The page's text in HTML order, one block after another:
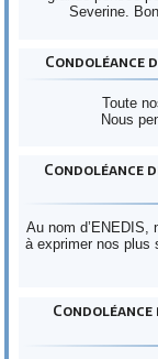
Severine.
Condoléance
Toute
Nous
Condoléance
Au nom d’ENEDIS,
à exprimer nos plus
Condoléance